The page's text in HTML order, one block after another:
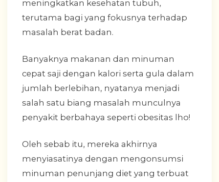
meningkatkan kesehatan tubuh,
terutama bagi yang fokusnya terhadap
masalah berat badan.
Banyaknya makanan dan minuman
cepat saji dengan kalori serta gula dalam
jumlah berlebihan, nyatanya menjadi
salah satu biang masalah munculnya
penyakit berbahaya seperti obesitas lho!
Oleh sebab itu, mereka akhirnya
menyiasatinya dengan mengonsumsi
minuman penunjang diet yang terbuat